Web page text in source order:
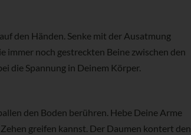
den Händen. Senke mit der Ausatmung
immer noch gestreckten Beine zwischen den
die Spannung in Deinem Körper.
den Boden berühren. Hebe Deine Arme
greifen kannst. Der Daumen kontert den